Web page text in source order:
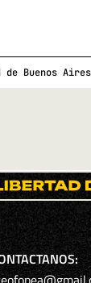
de Buenos Aires